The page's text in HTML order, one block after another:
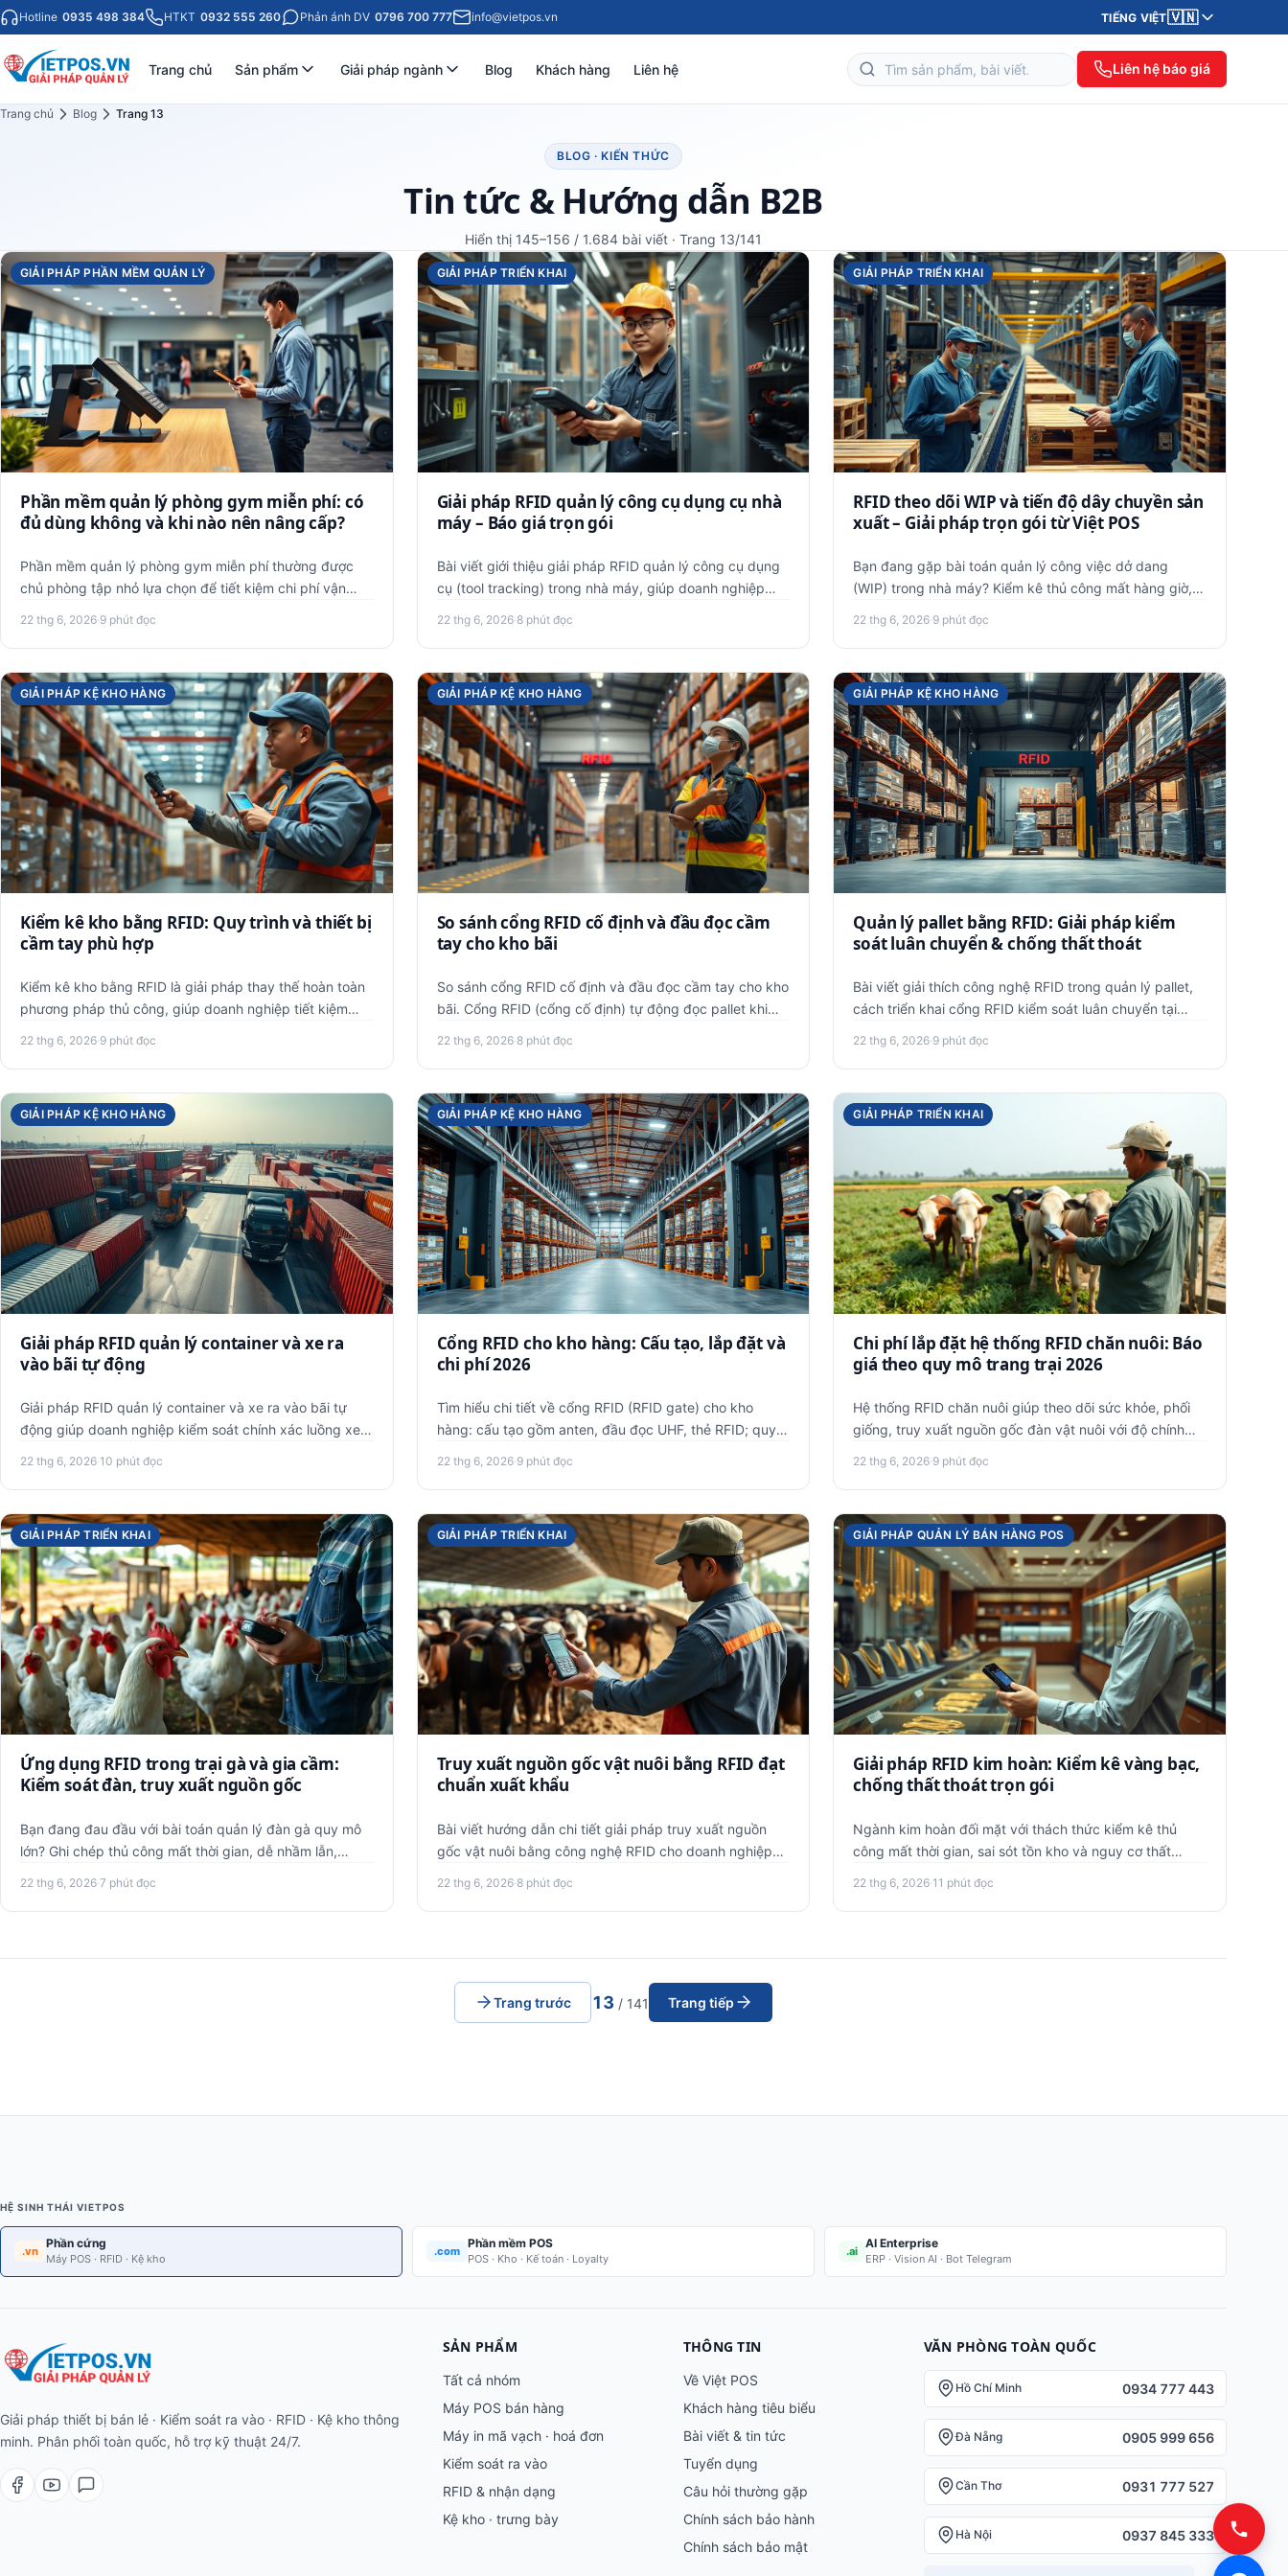
Hotline 0935 498 384 HTKT 0932 555 260 Phản ánh DV 0796 700 777 info@vietpos.vn TIẾNG VIỆT🇻🇳
Trang chủ Sản phẩm Giải pháp ngành Blog Khách hàng Liên hệ Liên hệ báo giá
Trang chủ Blog Trang 13
BLOG · KIẾN THỨC
Tin tức & Hướng dẫn B2B
Hiển thị 145–156 / 1.684 bài viết · Trang 13/141
GIẢI PHÁP PHẦN MỀM QUẢN LÝ
Phần mềm quản lý phòng gym miễn phí: có
đủ dùng không và khi nào nên nâng cấp?
Phần mềm quản lý phòng gym miễn phí thường được
chủ phòng tập nhỏ lựa chọn để tiết kiệm chi phí vận
22 thg 6, 2026·9 phút đọc
GIẢI PHÁP TRIỂN KHAI
Giải pháp RFID quản lý công cụ dụng cụ nhà
máy – Báo giá trọn gói
Bài viết giới thiệu giải pháp RFID quản lý công cụ dụng
cụ (tool tracking) trong nhà máy, giúp doanh nghiệp
22 thg 6, 2026·8 phút đọc
GIẢI PHÁP TRIỂN KHAI
RFID theo dõi WIP và tiến độ dây chuyền sản
xuất – Giải pháp trọn gói từ Việt POS
Bạn đang gặp bài toán quản lý công việc dở dang
(WIP) trong nhà máy? Kiểm kê thủ công mất hàng giờ,
22 thg 6, 2026·9 phút đọc
GIẢI PHÁP KỆ KHO HÀNG
Kiểm kê kho bằng RFID: Quy trình và thiết bị
cầm tay phù hợp
Kiểm kê kho bằng RFID là giải pháp thay thế hoàn toàn
phương pháp thủ công, giúp doanh nghiệp tiết kiệm
22 thg 6, 2026·9 phút đọc
GIẢI PHÁP KỆ KHO HÀNG
So sánh cổng RFID cố định và đầu đọc cầm
tay cho kho bãi
So sánh cổng RFID cố định và đầu đọc cầm tay cho kho
bãi. Cổng RFID (cổng cố định) tự động đọc pallet khi
22 thg 6, 2026·8 phút đọc
GIẢI PHÁP KỆ KHO HÀNG
Quản lý pallet bằng RFID: Giải pháp kiểm
soát luân chuyển & chống thất thoát
Bài viết giải thích công nghệ RFID trong quản lý pallet,
cách triển khai cổng RFID kiểm soát luân chuyển tại
22 thg 6, 2026·9 phút đọc
GIẢI PHÁP KỆ KHO HÀNG
Giải pháp RFID quản lý container và xe ra
vào bãi tự động
Giải pháp RFID quản lý container và xe ra vào bãi tự
động giúp doanh nghiệp kiểm soát chính xác luồng xe,
22 thg 6, 2026·10 phút đọc
GIẢI PHÁP KỆ KHO HÀNG
Cổng RFID cho kho hàng: Cấu tạo, lắp đặt và
chi phí 2026
Tìm hiểu chi tiết về cổng RFID (RFID gate) cho kho
hàng: cấu tạo gồm anten, đầu đọc UHF, thẻ RFID; quy
trình lắp đặt 5 b…
22 thg 6, 2026·9 phút đọc
GIẢI PHÁP TRIỂN KHAI
Chi phí lắp đặt hệ thống RFID chăn nuôi: Báo
giá theo quy mô trang trại 2026
Hệ thống RFID chăn nuôi giúp theo dõi sức khỏe, phối
giống, truy xuất nguồn gốc đàn vật nuôi với độ chính
22 thg 6, 2026·9 phút đọc
GIẢI PHÁP TRIỂN KHAI
Ứng dụng RFID trong trại gà và gia cầm:
Kiểm soát đàn, truy xuất nguồn gốc
Bạn đang đau đầu với bài toán quản lý đàn gà quy mô
lớn? Ghi chép thủ công mất thời gian, dễ nhầm lẫn,
22 thg 6, 2026·7 phút đọc
GIẢI PHÁP TRIỂN KHAI
Truy xuất nguồn gốc vật nuôi bằng RFID đạt
chuẩn xuất khẩu
Bài viết hướng dẫn chi tiết giải pháp truy xuất nguồn
gốc vật nuôi bằng công nghệ RFID cho doanh nghiệp
22 thg 6, 2026·8 phút đọc
GIẢI PHÁP QUẢN LÝ BÁN HÀNG POS
Giải pháp RFID kim hoàn: Kiểm kê vàng bạc,
chống thất thoát trọn gói
Ngành kim hoàn đối mặt với thách thức kiểm kê thủ
công mất thời gian, sai sót tồn kho và nguy cơ thất
22 thg 6, 2026·11 phút đọc
Trang trước 13 / 141 Trang tiếp
HỆ SINH THÁI VIETPOS
.vn
Phần cứng
Máy POS · RFID · Kệ kho
.com
Phần mềm POS
POS · Kho · Kế toán · Loyalty
.ai
AI Enterprise
ERP · Vision AI · Bot Telegram
Giải pháp thiết bị bán lẻ · Kiểm soát ra vào · RFID · Kệ kho thông
minh. Phân phối toàn quốc, hỗ trợ kỹ thuật 24/7.
SẢN PHẨM
Tất cả nhóm
Máy POS bán hàng
Máy in mã vạch · hoá đơn
Kiểm soát ra vào
RFID & nhận dạng
Kệ kho · trưng bày
THÔNG TIN
Về Việt POS
Khách hàng tiêu biểu
Bài viết & tin tức
Tuyển dụng
Câu hỏi thường gặp
Chính sách bảo hành
Chính sách bảo mật
VĂN PHÒNG TOÀN QUỐC
Hồ Chí Minh 0934 777 443
Đà Nẵng 0905 999 656
Cần Thơ 0931 777 527
Hà Nội 0937 845 333